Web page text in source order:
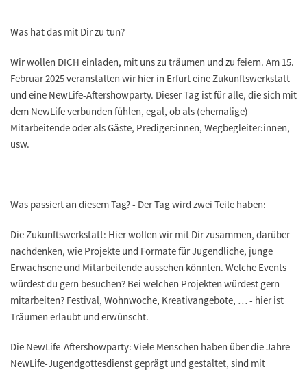
Was hat das mit Dir zu tun?
Wir wollen DICH einladen, mit uns zu träumen und zu feiern. Am 15.
Februar 2025 veranstalten wir hier in Erfurt eine Zukunftswerkstatt
und eine NewLife-Aftershowparty. Dieser Tag ist für alle, die sich mit
dem NewLife verbunden fühlen, egal, ob als (ehemalige)
Mitarbeitende oder als Gäste, Prediger:innen, Wegbegleiter:innen,
usw.
Was passiert an diesem Tag? - Der Tag wird zwei Teile haben:
Die Zukunftswerkstatt: Hier wollen wir mit Dir zusammen, darüber
nachdenken, wie Projekte und Formate für Jugendliche, junge
Erwachsene und Mitarbeitende aussehen könnten. Welche Events
würdest du gern besuchen? Bei welchen Projekten würdest gern
mitarbeiten? Festival, Wohnwoche, Kreativangebote, … - hier ist
Träumen erlaubt und erwünscht.
Die NewLife-Aftershowparty: Viele Menschen haben über die Jahre
NewLife-Jugendgottesdienst geprägt und gestaltet, sind mit